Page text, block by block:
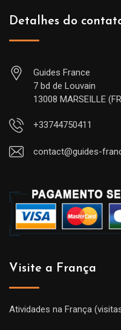
Detalhes do
Guides France
7 bd de Louvain
13008 MARSEILLE
+33744750411
contact@guides-
Visite a França
Atividades na França